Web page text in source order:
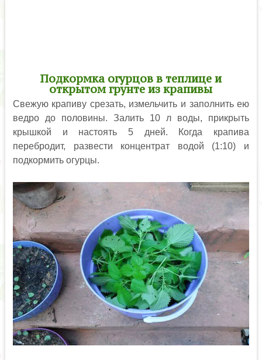
Подкормка огурцов в теплице и
открытом грунте из крапивы
Свежую крапиву срезать, измельчить и заполнить ею
ведро до половины. Залить 10 л воды, прикрыть
крышкой и настоять 5 дней. Когда крапива
перебродит, развести концентрат водой (1:10) и
подкормить огурцы.